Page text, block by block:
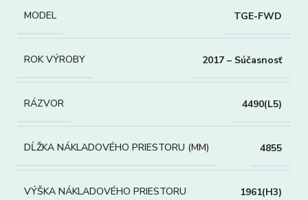
MODEL TGE-FWD
ROK VÝROBY 2017 – Súčasnosť
RÁZVOR 4490(L5)
DĹŽKA NÁKLADOVÉHO PRIESTORU (MM) 4855
VÝŠKA NÁKLADOVÉHO PRIESTORU 1961(H3)